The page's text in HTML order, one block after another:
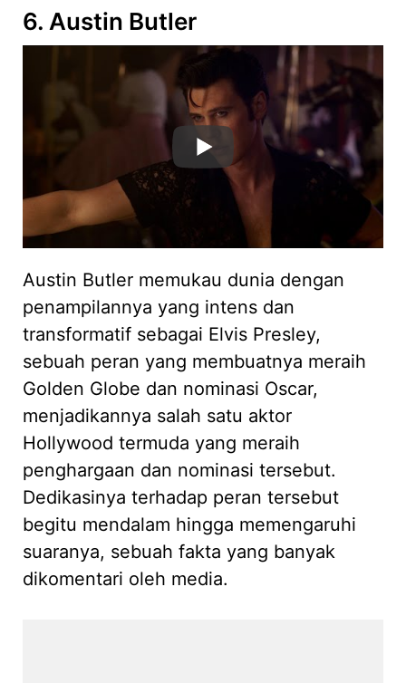
6. Austin Butler
Austin Butler memukau dunia dengan
penampilannya yang intens dan
transformatif sebagai Elvis Presley,
sebuah peran yang membuatnya meraih
Golden Globe dan nominasi Oscar,
menjadikannya salah satu aktor
Hollywood termuda yang meraih
penghargaan dan nominasi tersebut.
Dedikasinya terhadap peran tersebut
begitu mendalam hingga memengaruhi
suaranya, sebuah fakta yang banyak
dikomentari oleh media.